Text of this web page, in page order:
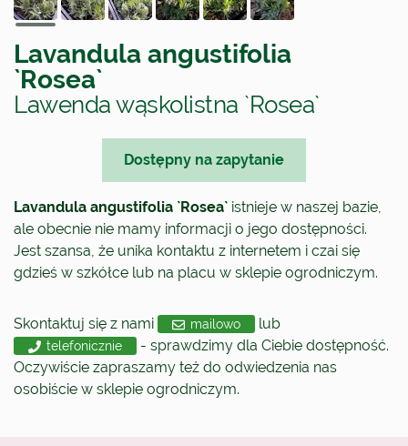
Lavandula angustifolia
`Rosea`
Lawenda wąskolistna `Rosea`
Dostępny na zapytanie
Lavandula angustifolia `Rosea` istnieje w naszej bazie,
ale obecnie nie mamy informacji o jego dostępności.
Jest szansa, że unika kontaktu z internetem i czai się
gdzieś w szkółce lub na placu w sklepie ogrodniczym.
Skontaktuj się z nami mailowo lub
telefonicznie
- sprawdzimy dla Ciebie dostępność.
Oczywiście zapraszamy też do odwiedzenia nas
osobiście w sklepie ogrodniczym.